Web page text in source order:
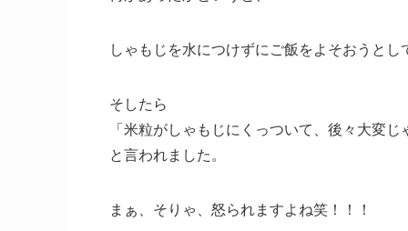
しゃもじを水につけずにご飯をよそおうとし
そしたら
「米粒がしゃもじにくっついて、後々大変じ
と言われました。
まぁ、そりゃ、怒られますよね笑！！！